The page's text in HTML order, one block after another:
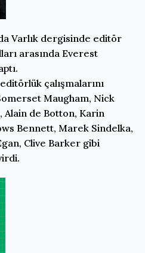
Varlık dergisinde editör
arasında Everest
çalışmalarını
Maugham, Nick
Alain de Botton, Karin
Bennett, Marek Sindelka,
Clive Barker gibi